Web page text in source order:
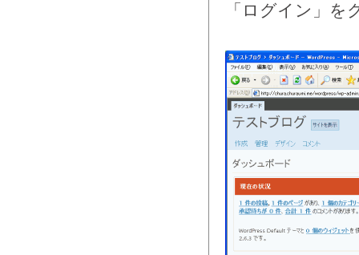
「ログイン」を